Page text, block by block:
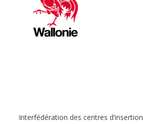
Interfédération des centres d’insertion